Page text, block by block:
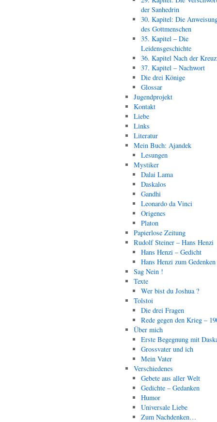
der Sanhedrin
30. Kapitel: Die
des Gottmenschen
35. Kapitel – Die
Leidensgeschichte
36. Kapitel Nach der
37. Kapitel – Nachwort
Die drei Könige
Glossar
Jugendprojekt
Kontakt
Liebe
Links
Literatur
Mein Buch: Ajandek
Lesungen
Mystiker
Dalai Lama
Daskalos
Gandhi
Leonardo da Vinci
Origenes
Platon
Papierlose Zeitung
Rudolf Steiner – Hans Henzi
Hans Henzi – Gedicht
Hans Henzi zum Gedenken
Sag Nein !
Texte
Wer bist du Joshua ?
Tolstoi
Die drei Fragen
Rede gegen den Krieg –
Über mich
Erste Begegnung mit
Grossvater und ich
Mein Vater
Verschiedenes
Gebete aus aller Welt
Gedichte – Gedanken
Humor
Universale Liebe
Zum Nachdenken…